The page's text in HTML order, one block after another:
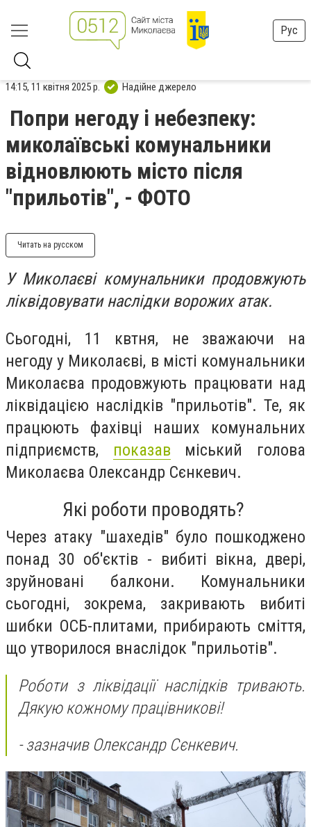
Рус
14:15, 11 квітня 2025 р. Надійне джерело
Попри негоду і небезпеку:
миколаївські комунальники
відновлюють місто після
"прильотів", - ФОТО
Читать на русском
У Миколаєві комунальники продовжують
ліквідовувати наслідки ворожих атак.
Сьогодні, 11 квтня, не зважаючи на
негоду у Миколаєві, в місті комунальники
Миколаєва продовжують працювати над
ліквідацією наслідків "прильотів". Те, як
працюють фахівці наших комунальних
підприємств, показав міський голова
Миколаєва Олександр Сєнкевич.
Які роботи проводять?
Через атаку "шахедів" було пошкоджено
понад 30 об'єктів - вибиті вікна, двері,
зруйновані балкони. Комунальники
сьогодні, зокрема, закривають вибиті
шибки ОСБ-плитами, прибирають сміття,
що утворилося внаслідок "прильотів".
Роботи з ліквідації наслідків тривають.
Дякую кожному працівникові!
- зазначив Олександр Сєнкевич.